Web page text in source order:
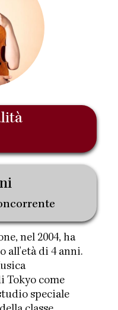
nel 2004, ha
all'età di 4 anni.
Tokyo come
speciale